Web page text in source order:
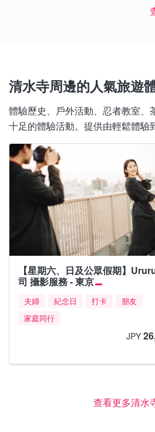
清水寺周邊的人氣旅遊
體驗歷史、戶外活動、忍者教室、
十足的體驗活動。提供由輕鬆體驗
【星期六、日及公眾假期】
司 攝影服務 - 東京
夫婦 紀念日 打卡
朋友
家庭同行
JPY
查看更多清水